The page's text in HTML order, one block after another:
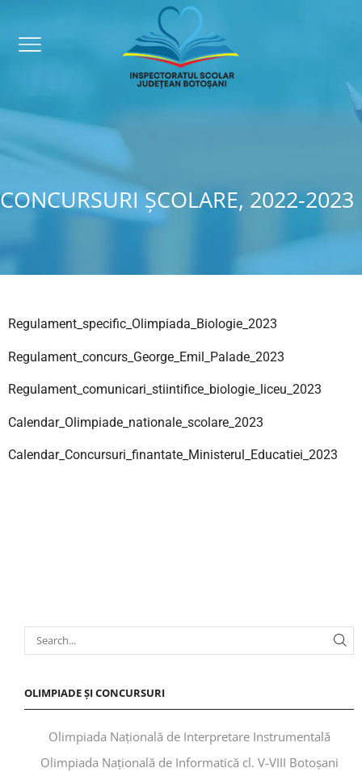
CONCURSURI ȘCOLARE, 2022-2023
Regulament_specific_Olimpiada_Biologie_2023
Regulament_concurs_George_Emil_Palade_2023
Regulament_comunicari_stiintifice_biologie_liceu_2023
Calendar_Olimpiade_nationale_scolare_2023
Calendar_Concursuri_finantate_Ministerul_Educatiei_2023
OLIMPIADE ȘI CONCURSURI
Olimpiada Națională de Interpretare Instrumentală
Olimpiada Națională de Informatică cl. V-VIII Botoșani